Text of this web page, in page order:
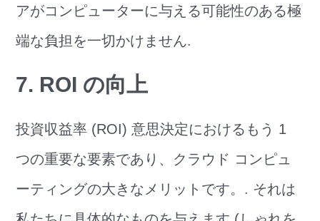
アがコンピューターに与える可能性のある極
端な負担を一切かけません.
7. ROI の向上
投資収益率 (ROI) 意思決定におけるもう 1
つの重要な要素であり、クラウド コンピュ
ーティングの大きなメリットです。. それは